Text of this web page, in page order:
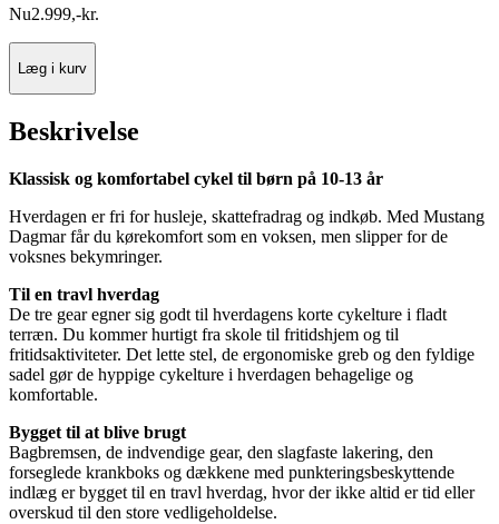
Nu2.999,-kr.
Læg i kurv
Beskrivelse
Klassisk og komfortabel cykel til børn på 10-13 år
Hverdagen er fri for husleje, skattefradrag og indkøb. Med Mustang
Dagmar får du kørekomfort som en voksen, men slipper for de
voksnes bekymringer.
Til en travl hverdag
De tre gear egner sig godt til hverdagens korte cykelture i fladt
terræn. Du kommer hurtigt fra skole til fritidshjem og til
fritidsaktiviteter. Det lette stel, de ergonomiske greb og den fyldige
sadel gør de hyppige cykelture i hverdagen behagelige og
komfortable.
Bygget til at blive brugt
Bagbremsen, de indvendige gear, den slagfaste lakering, den
forseglede krankboks og dækkene med punkteringsbeskyttende
indlæg er bygget til en travl hverdag, hvor der ikke altid er tid eller
overskud til den store vedligeholdelse.